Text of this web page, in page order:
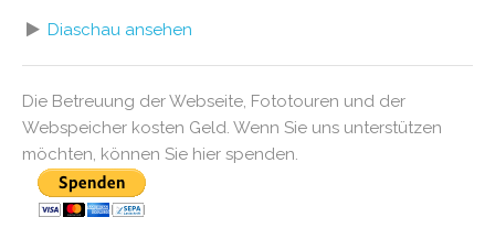
Diaschau ansehen
Die Betreuung der Webseite, Fototouren und der
Webspeicher kosten Geld. Wenn Sie uns unterstützen
möchten, können Sie hier spenden.